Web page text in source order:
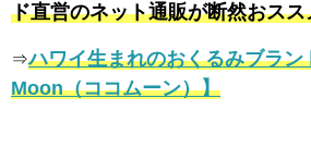
ド直営のネット通販が断然おス
⇒ハワイ生まれのおくるみブラ
Moon（ココムーン）】